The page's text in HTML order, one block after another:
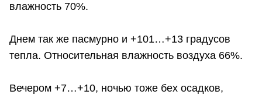
влажность 70%.
Днем так же пасмурно и +101…+13 градусов
тепла. Относительная влажность воздуха 66%.
Вечером +7…+10, ночью тоже бех осадков,